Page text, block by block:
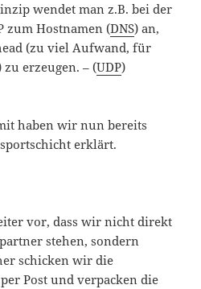
wendet man z.B. bei der
zum Hostnamen (DNS) an,
(zu viel Aufwand, für
erzeugen. – (UDP)
haben wir nun bereits
erklärt.
vor, dass wir nicht direkt
stehen, sondern
schicken wir die
Post und verpacken die